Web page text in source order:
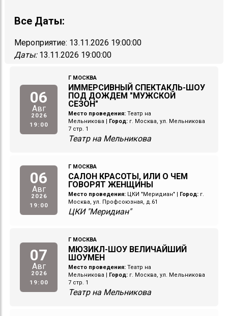
Все Даты:
Мероприятие: 13.11.2026 19:00:00
Даты: 13.11.2026 19:00:00
06
Авг
2026
19:00
Г МОСКВА
ИММЕРСИВНЫЙ СПЕКТАКЛЬ-ШОУ
ПОД ДОЖДЕМ "МУЖСКОЙ
СЕЗОН"
Место проведения: Театр на
Мельникова | Город: г. Москва, ул. Мельникова
7 стр. 1
Театр на Мельникова
06
Авг
2026
19:00
Г МОСКВА
САЛОН КРАСОТЫ, ИЛИ О ЧЕМ
ГОВОРЯТ ЖЕНЩИНЫ
Место проведения: ЦКИ "Меридиан" | Город: г.
Москва, ул. Профсоюзная, д.61
ЦКИ "Меридиан"
07
Авг
2026
19:00
Г МОСКВА
МЮЗИКЛ-ШОУ ВЕЛИЧАЙШИЙ
ШОУМЕН
Место проведения: Театр на
Мельникова | Город: г. Москва, ул. Мельникова
7 стр. 1
Театр на Мельникова